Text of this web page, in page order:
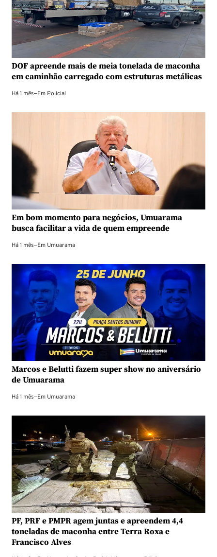
DOF apreende mais de meia tonelada de maconha
em caminhão carregado com estruturas metálicas
Há 1 mês—Em Policial
Em bom momento para negócios, Umuarama
busca facilitar a vida de quem empreende
Há 1 mês—Em Umuarama
Marcos e Belutti fazem super show no aniversário
de Umuarama
Há 1 mês—Em Umuarama
PF, PRF e PMPR agem juntas e apreendem 4,4
toneladas de maconha entre Terra Roxa e
Francisco Alves